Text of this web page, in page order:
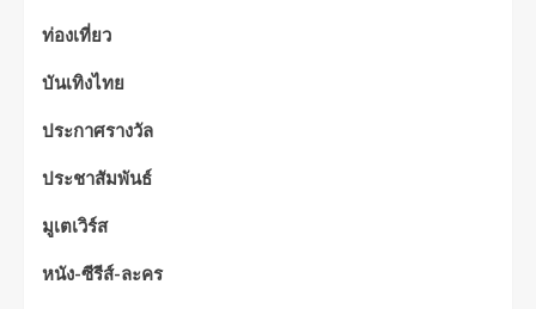
ท่องเที่ยว
บันเทิงไทย
ประกาศรางวัล
ประชาสัมพันธ์
มูเตเวิร์ส
หนัง-ซีรีส์-ละคร